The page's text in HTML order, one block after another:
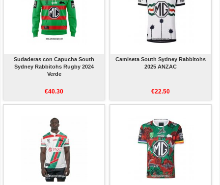
Sudaderas con Capucha South
Sydney Rabbitohs Rugby 2024
Verde
€40.30
Camiseta South Sydney Rabbitohs
2025 ANZAC
€22.50